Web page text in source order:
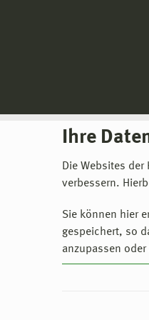
Ihre
Die Websites
verbessern.
Sie können hier
gespeichert, so
anzupassen